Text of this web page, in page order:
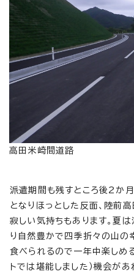
高田米崎間道路
派遣期間も残すところ後2か
となりほっとした反面、陸前
寂しい気持ちもあります。夏
り自然豊かで四季折々の山の
食べられるので一年中楽しめ
トでは堪能しました）機会が